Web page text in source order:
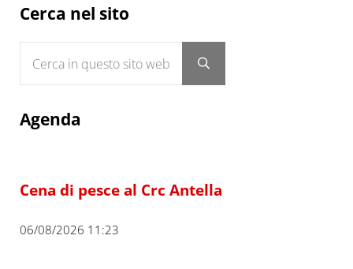
Sidebar
Cerca nel sito
Submit search
Agenda
Cena di pesce al Crc Antella
06/08/2026 11:23